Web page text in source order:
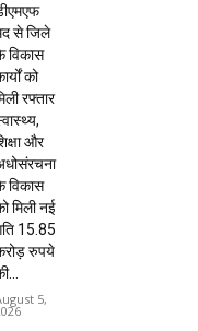
से जिले
विकास
को
रफ्तार
और
विकास
मिली नई
15.85
रुपये
5,